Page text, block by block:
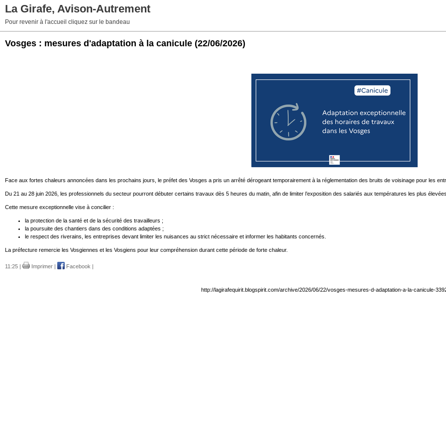
La Girafe, Avison-Autrement
Pour revenir à l'accueil cliquez sur le bandeau
Vosges : mesures d'adaptation à la canicule (22/06/2026)
Face aux fortes chaleurs annoncées dans les prochains jours, le préfet des Vosges a pris un arrêté dérogeant temporairement à la réglementation des bruits de voisinage pour les
Du 21 au 28 juin 2026, les professionnels du secteur pourront débuter certains travaux dès 5 heures du matin, afin de limiter l’exposition des salariés aux températures les plus
Cette mesure exceptionnelle vise à concilier :
la protection de la santé et de la sécurité des travailleurs ;
la poursuite des chantiers dans des conditions adaptées ;
le respect des riverains, les entreprises devant limiter les nuisances au strict nécessaire et informer les habitants concernés.
La préfecture remercie les Vosgiennes et les Vosgiens pour leur compréhension durant cette période de forte chaleur.
11:25 | Imprimer Facebook
http://lagirafequirit.blogspirit.com/archive/2026/06/22/vosges-mesures-d-adaptation-a-la-canicule-